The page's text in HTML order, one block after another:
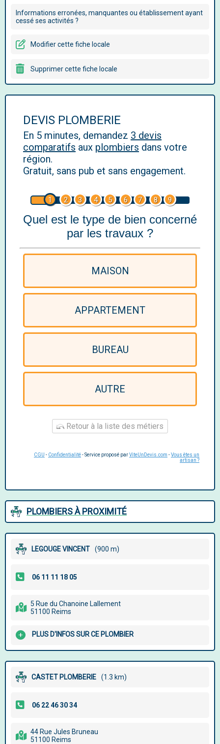
Informations erronées, manquantes ou établissement ayant
cessé ses activités ?
Modifier cette fiche locale
Supprimer cette fiche locale
DEVIS PLOMBERIE
En 5 minutes, demandez 3 devis
comparatifs aux plombiers dans votre
région.
Gratuit, sans pub et sans engagement.
1 2 3 4 5 6 7 8 9
Quel est le type de bien concerné
par les travaux ?
MAISON
APPARTEMENT
BUREAU
AUTRE
Retour à la liste des métiers
CGU - Confidentialité- Service proposé parViteUnDevis.com -Vous êtes un
artisan ?
PLOMBIERS À PROXIMITÉ
LEGOUGE VINCENT (900 m)
5 Rue du Chanoine Lallement
51100 Reims
PLUS D'INFOS SUR CE PLOMBIER
CASTET PLOMBERIE (1.3 km)
44 Rue Jules Bruneau
51100 Reims